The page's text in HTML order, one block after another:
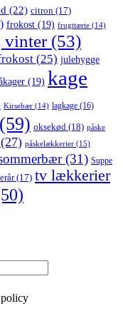
(22) citron (17)
frokost (19) frugttærte (14)
vinter(53)
(25) julehygge
(19) kage
Kirsebær (14) lagkage (16)
(59) oksekød (18) påske
(27) påskelækkerier (15)
(31) Suppe
(17) tv lækkerier